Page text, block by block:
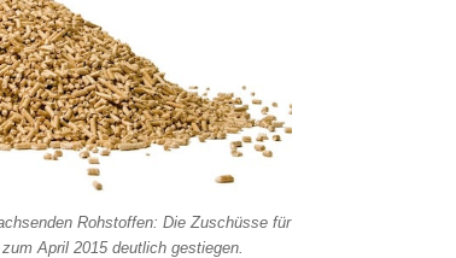
Rohstoffen: Die Zuschüsse für
April 2015 deutlich gestiegen.